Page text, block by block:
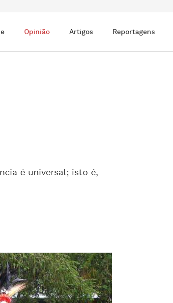
Opinião Artigos Reportagens
é universal; isto é,